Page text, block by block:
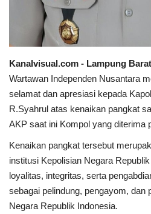
Kaltim
Dunia
Artikel
Olahraga
Hukum
Kanalvisual.com - Lampung
Wartawan Independen Nusantara
selamat dan apresiasi kepada
R.Syahrul atas kenaikan pangkat
AKP saat ini Kompol yang diterima
Kenaikan pangkat tersebut
institusi Kepolisian Negara
loyalitas, integritas, serta
sebagai pelindung, pengayom, dan
Negara Republik Indonesia.